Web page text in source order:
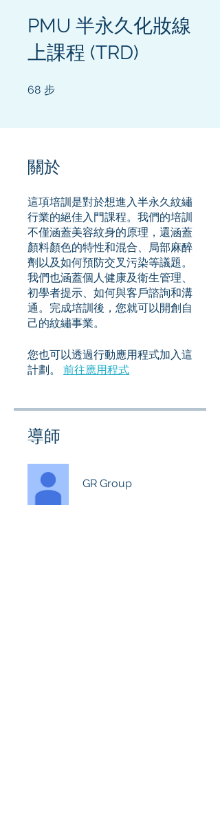
PMU 半永久化妝線
上課程 (TRD)
68 步
關於
這項培訓是對於想進入半永久紋繡
行業的絕佳入門課程。我們的培訓
不僅涵蓋美容紋身的原理，還涵蓋
顏料顏色的特性和混合、局部麻醉
劑以及如何預防交叉污染等議題。
我們也涵蓋個人健康及衛生管理、
初學者提示、如何與客戶諮詢和溝
通。完成培訓後，您就可以開創自
己的紋繡事業。
您也可以透過行動應用程式加入這
計劃。
前往應用程式
導師
GR Group